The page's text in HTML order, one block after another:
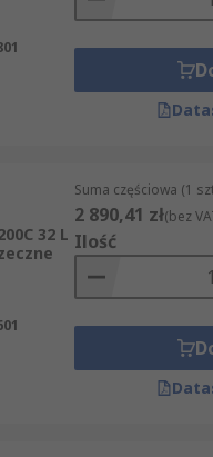
32 L
Suma częściowa (1
2 890,41 zł(bez
Ilość